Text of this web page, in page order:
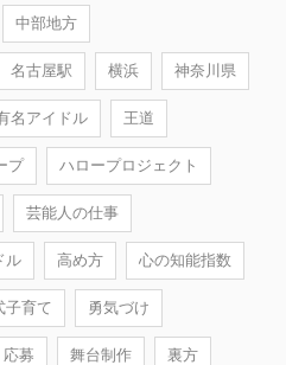
中部地方
名古屋駅 横浜 神奈川県
名アイドル 王道
プ ハロープロジェクト
芸能人の仕事
ル 高め方 心の知能指数
子育て 勇気づけ
応募 舞台制作 裏方